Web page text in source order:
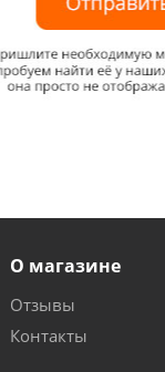
О магазине
Отзывы
Контакты